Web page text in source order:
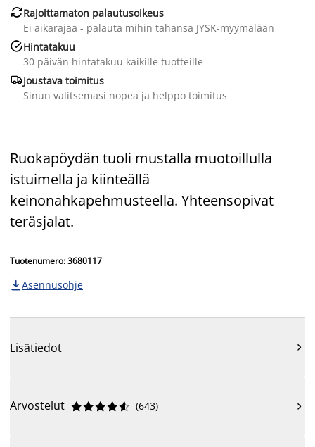
Rajoittamaton palautusoikeus
Ei aikarajaa - palauta mihin tahansa JYSK-myymälään
Hintatakuu
30 päivän hintatakuu kaikille tuotteille
Joustava toimitus
Sinun valitsemasi nopea ja helppo toimitus
Ruokapöydän tuoli mustalla muotoillulla
istuimella ja kiinteällä
keinonahkapehmusteella. Yhteensopivat
teräsjalat.
Tuotenumero: 3680117
 Asennusohje
Lisätiedot 
Arvostelut 




 (643) 